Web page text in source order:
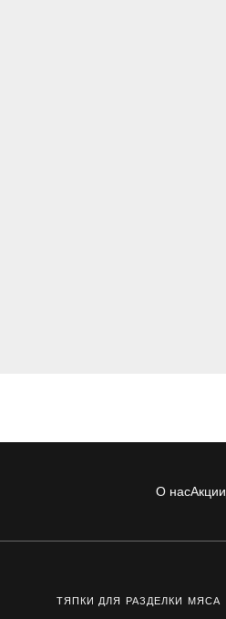
О насАкции
ТЯПКИ ДЛЯ РАЗДЕЛКИ МЯСА